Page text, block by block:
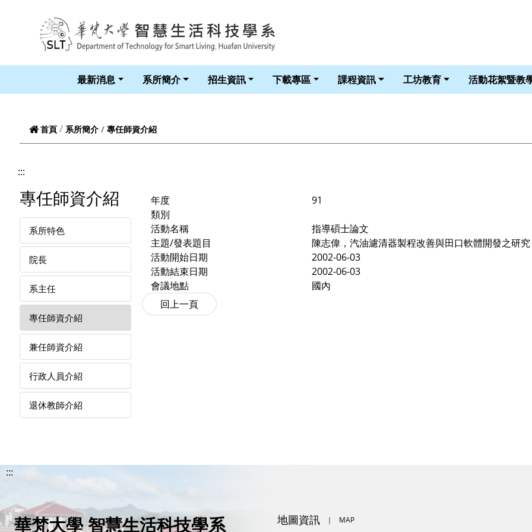
最新消息 系所簡介 招生資訊 下載專區 課程資訊 工坊教育 活動花絮暨教
首頁 系所簡介 專任師資介紹
:::
專任師資介紹
系所特色
院長
系主任
專任師資介紹
兼任師資介紹
行政人員介紹
退休教師介紹
年度
91
類別
活動名稱
指導碩士論文
主題/發表題目
陳志偉，汽油濾清器製程改善與田口軟體開發之研究
活動開始日期
2002-06-03
活動結束日期
2002-06-03
會議地點
國內
:::
華梵大學 智慧生活科技學系 地圖資訊 ｜ MAP